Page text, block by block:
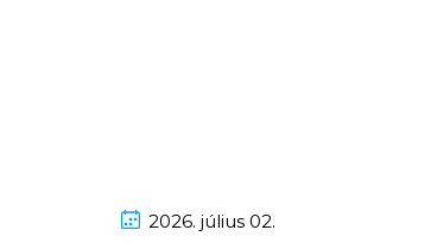
2026. július 02.